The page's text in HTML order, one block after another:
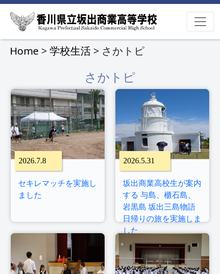
Home > 学校生活 > さかトピ
さかトピ
2026.7.8
セキレマッチを実施し
ました
2026.5.31
坂出商業高校生が案内
する 与島、櫃石島、
岩黒島 坂出三島物語
日帰りの旅を実施しま
した